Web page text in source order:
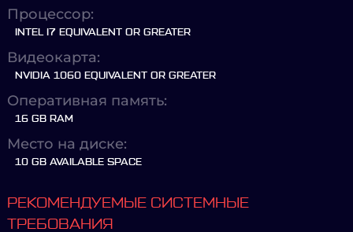
Процессор:
INTEL I7 EQUIVALENT OR GREATER
Видеокарта:
NVIDIA 1060 EQUIVALENT OR GREATER
Оперативная память:
16 GB RAM
Место на диске:
10 GB AVAILABLE SPACE
РЕКОМЕНДУЕМЫЕ СИСТЕМНЫЕ
ТРЕБОВАНИЯ